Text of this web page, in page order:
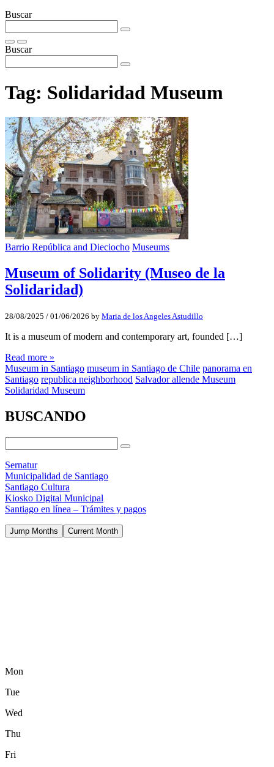
Buscar
Buscar
Tag: Solidaridad Museum
Barrio República and Dieciocho Museums
Museum of Solidarity (Museo de la
Solidaridad)
28/08/2025 / 01/06/2026 by Maria de los Angeles Astudillo
It is a museum of modern and contemporary art, founded […]
Read more »
Museum in Santiago museum in Santiago de Chile panorama en
Santiago republica neighborhood Salvador allende Museum
Solidaridad Museum
BUSCANDO
Sernatur
Municipalidad de Santiago
Santiago Cultura
Kiosko Digital Municipal
Santiago en línea – Trámites y pagos
Jump Months Current Month
Mon
Tue
Wed
Thu
Fri